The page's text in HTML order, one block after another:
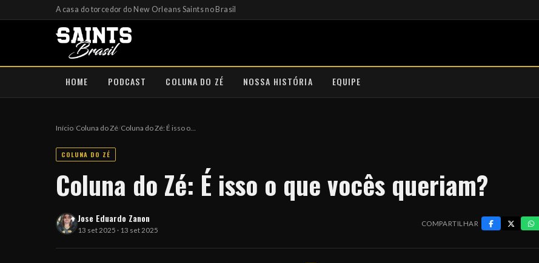
A casa do torcedor do New Orleans Saints no Brasil
HOME PODCAST COLUNA DO ZÉ NOSSA HISTÓRIA EQUIPE
Início Coluna do Zé Coluna do Zé: É isso o…
COLUNA DO ZÉ
Coluna do Zé: É isso o que vocês queriam?
Jose Eduardo Zanon
13 set 2025 · 13 set 2025
COMPARTILHAR